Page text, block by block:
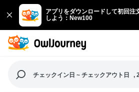
アプリをダウンロードして初回注
しよう：New100
チェックイン日 ~ チェックアウト日 ,